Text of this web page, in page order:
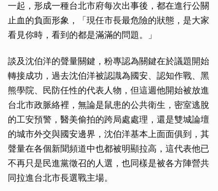
一起，形成一種台北市府每次出事後，都在進行公關
止血的負面形象，「現任市長最危險的狀態，是大家
看見你時，看到的都是滿滿的問題。」
談及沈伯洋的聲量關鍵，粉專認為關鍵在於議題開始
轉接成功，過去沈伯洋被認識為國安、認知作戰、黑
熊學院、民防任性的代表人物，但這週他開始被放進
台北市政脈絡裡，無論是鼠患的公共衛生，密室逃脫
的工安預警，醫美偷拍的跨局處處理，還是雙城論壇
的城市外交與國安邊界，沈伯洋基本上面面俱到，其
聲量在各個新聞頻道中也都被明顯拉高，這代表他已
不再只是民進黨徵召的人選，也同樣是被各方陣營共
同拉進台北市長選戰主場。